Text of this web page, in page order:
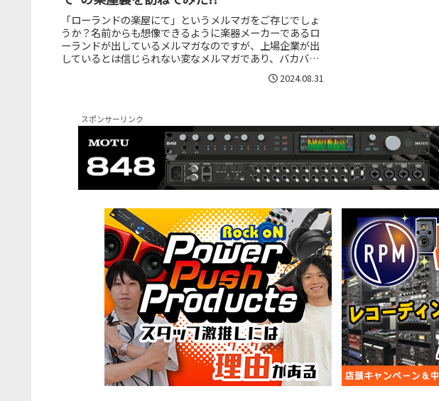
「ローランドの楽屋にて」というメルマガをご存じでしょ
うか？名前からも想像できるように楽器メーカーであるロ
ーランドが出しているメルマガなのですが、上場企業が出
しているとは信じられない変なメルマガであり、バカバカ
2024.08.31
スポンサーリンク